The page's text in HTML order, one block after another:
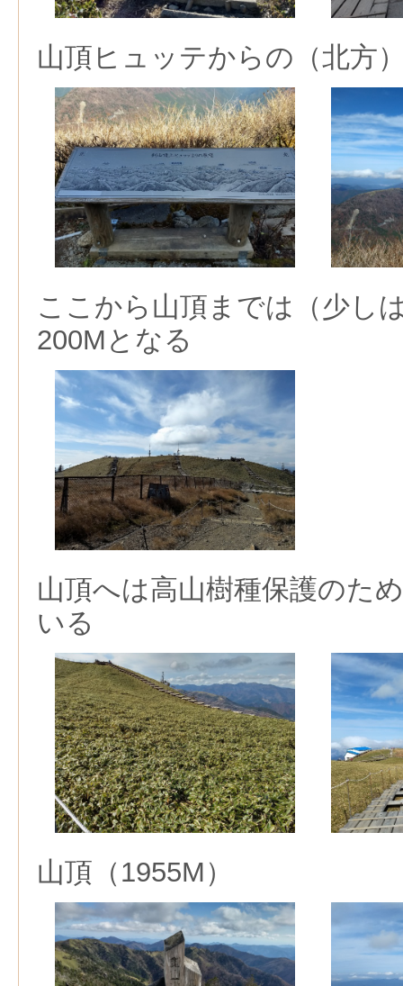
山頂ヒュッテからの（北方
ここから山頂までは（少し
200Mとなる
山頂へは高山樹種保護のた
いる
山頂（1955M）